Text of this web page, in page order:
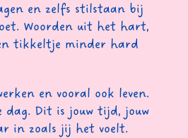
en zelfs stilstaan bij
Woorden uit het hart,
tikkeltje minder hard
en vooral ook leven.
dag. Dit is jouw tijd, jouw
in zoals jij het voelt.